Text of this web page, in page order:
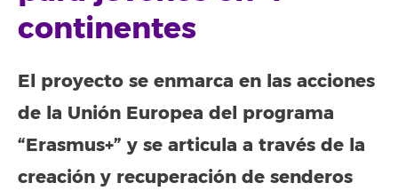
continentes
El proyecto se enmarca en las acciones
de la Unión Europea del programa
“Erasmus+” y se articula a través de la
creación y recuperación de senderos